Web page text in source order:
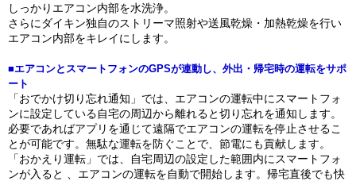
しっかりエアコン内部を水洗浄。
さらにダイキン独自のストリーマ照射や送風乾燥・加熱乾燥を行い
エアコン内部をキレイにします。
■エアコンとスマートフォンのGPSが連動し、外出・帰宅時の運転をサポ
ート
「おでかけ切り忘れ通知」では、エアコンの運転中にスマートフォ
ンに設定している自宅の周辺から離れると切り忘れを通知します。
必要であればアプリを通じて遠隔でエアコンの運転を停止させるこ
とが可能です。無駄な運転を防ぐことで、節電にも貢献します。
「おかえり運転」では、自宅周辺の設定した範囲内にスマートフォ
ンが入ると 、エアコンの運転を自動で開始します。帰宅直後でも快